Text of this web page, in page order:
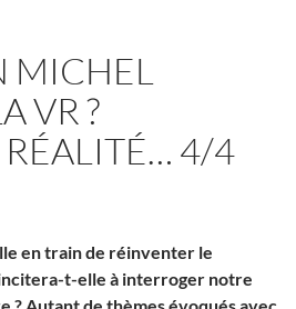
MICHEL
VR ?
4/4
en train de réinventer le
t-elle à interroger notre